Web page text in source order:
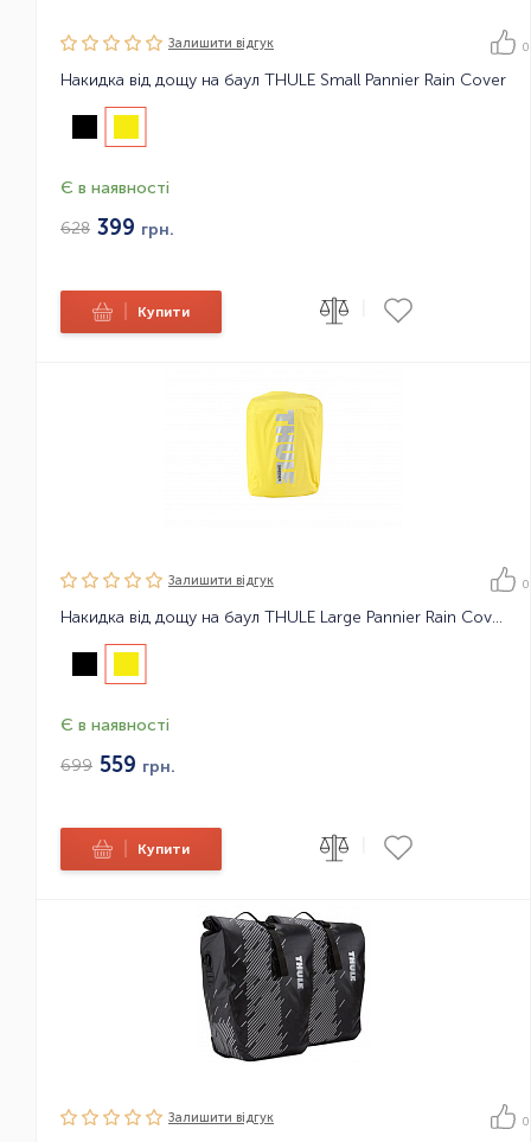
Залишити вiдгук 0
Накидка від дощу на баул THULE Small Pannier Rain Cover
Є в наявності
628 399 грн.
Купити
Залишити вiдгук 0
Накидка від дощу на баул THULE Large Pannier Rain Cover
Є в наявності
699 559 грн.
Купити
Залишити вiдгук 0